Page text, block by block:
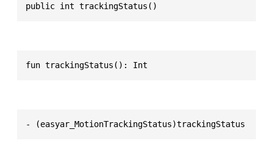
public int trackingStatus()
fun trackingStatus(): Int
- (easyar_MotionTrackingStatus)trackingStatus